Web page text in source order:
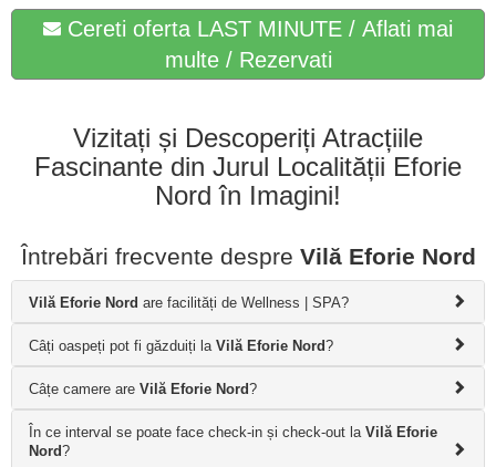
Cereti oferta LAST MINUTE / Aflati mai
multe / Rezervati
Vizitați și Descoperiți Atracțiile
Fascinante din Jurul Localității Eforie
Nord în Imagini!
Întrebări frecvente despre Vilă Eforie Nord
Vilă Eforie Nord are facilități de Wellness | SPA?
Câți oaspeți pot fi găzduiți la Vilă Eforie Nord?
Câțe camere are Vilă Eforie Nord?
În ce interval se poate face check-in și check-out la Vilă Eforie
Nord?